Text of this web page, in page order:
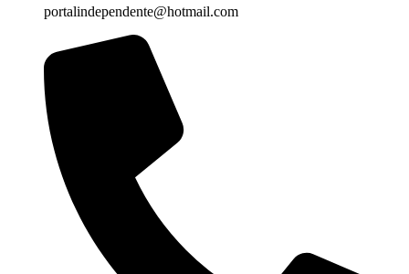
portalindependente@hotmail.com